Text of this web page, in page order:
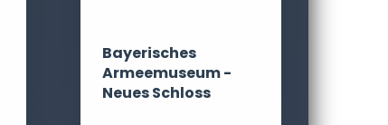
Bayerisches
Armeemuseum -
Neues Schloss